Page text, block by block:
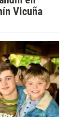
Vicuña